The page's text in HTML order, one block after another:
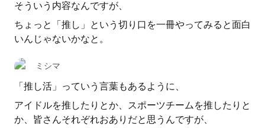
そういう内容なんですが、
ちょっと「推し」という切り口を一冊やってみると面白
いんじゃないかなと。
ミシマ
「推し活」っていう言葉もあるように、
アイドルを推したりとか、スポーツチームを推したりと
か、皆さんそれぞれおありだと思うんですが、